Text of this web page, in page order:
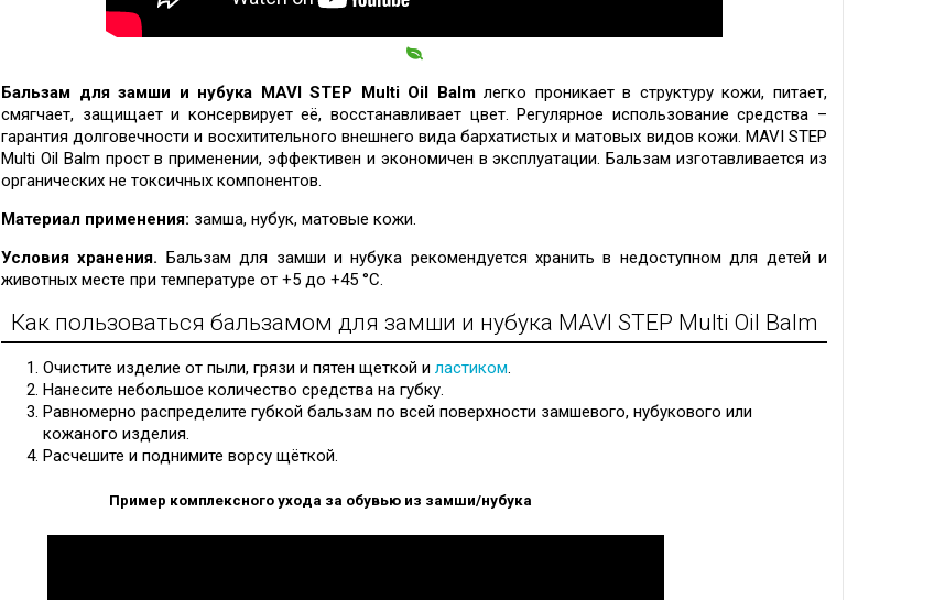
Бальзам для замши и нубука MAVI STEP Multi Oil Balm легко проникает в структуру кожи, питает,
смягчает, защищает и консервирует её, восстанавливает цвет. Регулярное использование средства –
гарантия долговечности и восхитительного внешнего вида бархатистых и матовых видов кожи. MAVI STEP
Multi Oil Balm прост в применении, эффективен и экономичен в эксплуатации. Бальзам изготавливается из
органических не токсичных компонентов.
Материал применения: замша, нубук, матовые кожи.
Условия хранения. Бальзам для замши и нубука рекомендуется хранить в недоступном для детей и
животных месте при температуре от +5 до +45 °C.
Как пользоваться бальзамом для замши и нубука MAVI STEP Multi Oil Balm
Очистите изделие от пыли, грязи и пятен щеткой и ластиком.
Нанесите небольшое количество средства на губку.
Равномерно распределите губкой бальзам по всей поверхности замшевого, нубукового или
кожаного изделия.
Расчешите и поднимите ворсу щёткой.
Пример комплексного ухода за обувью из замши/нубука